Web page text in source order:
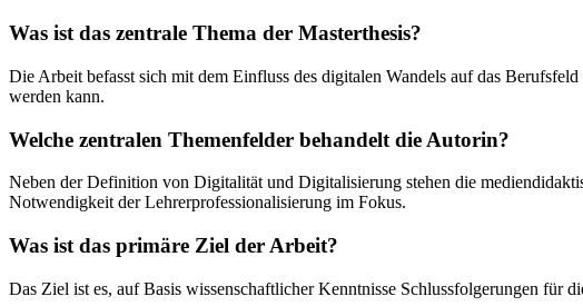
Was ist das zentrale Thema der Masterthesis?
Die Arbeit befasst sich mit dem Einfluss des digitalen Wandels auf das
werden kann.
Welche zentralen Themenfelder behandelt die Autorin?
Neben der Definition von Digitalität und Digitalisierung stehen die
Notwendigkeit der Lehrerprofessionalisierung im Fokus.
Was ist das primäre Ziel der Arbeit?
Das Ziel ist es, auf Basis wissenschaftlicher Kenntnisse Schlussfolgerungen für